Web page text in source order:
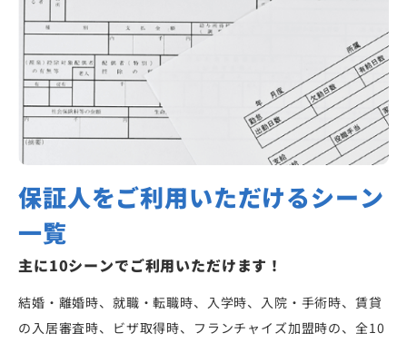
保証人をご利用いただけるシーン
一覧
主に10シーンでご利用いただけます！
結婚・離婚時、就職・転職時、入学時、入院・手術時、賃貸
の入居審査時、ビザ取得時、フランチャイズ加盟時の、全10